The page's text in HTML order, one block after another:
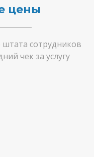
цены
сотрудников
чек за услугу